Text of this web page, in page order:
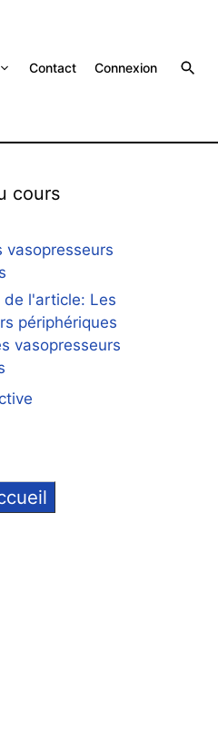
Contact Connexion
cours
vasopresseurs
de l'article: Les
périphériques
vasopresseurs